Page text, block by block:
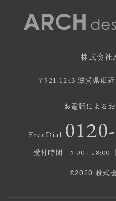
株式会社
〒521-1243 滋賀県東
お電話による
FreeDial
受付時間 9:00 - 18:00
©2020 株式